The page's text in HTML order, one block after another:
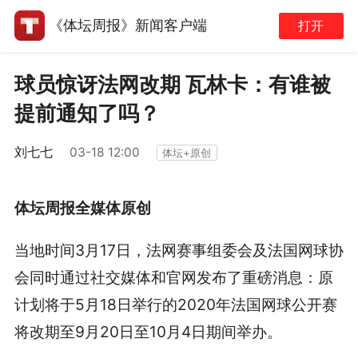
《体坛周报》新闻客户端 打开
球员惊讶法网改期 瓦林卡：有谁被
提前通知了吗？
刘七七 03-18 12:00 体坛+原创
体坛周报全媒体原创
当地时间3月17日，法网赛事组委会及法国网球协
会同时通过社交媒体和官网发布了重磅消息：原
计划将于5月18日举行的2020年法国网球公开赛
将改期至9月20日至10月4日期间举办。